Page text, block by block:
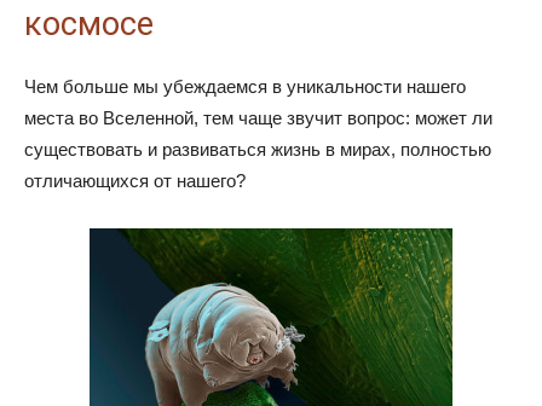
космосе
Чем больше мы убеждаемся в уникальности нашего
места во Вселенной, тем чаще звучит вопрос: может ли
существовать и развиваться жизнь в мирах, полностью
отличающихся от нашего?